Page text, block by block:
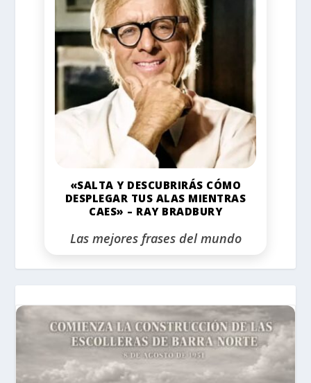
«SALTA Y DESCUBRIRÁS CÓMO
DESPLEGAR TUS ALAS MIENTRAS
CAES» – RAY BRADBURY
Las mejores frases del mundo